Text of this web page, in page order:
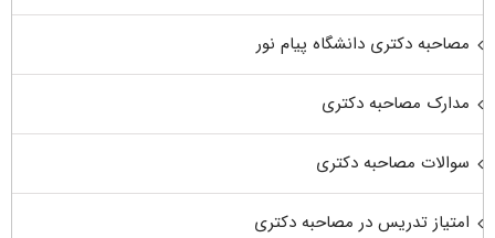
مصاحبه دکتری دانشگاه پیام نور
مدارک مصاحبه دکتری
سوالات مصاحبه دکتری
امتیاز تدریس در مصاحبه دکتری